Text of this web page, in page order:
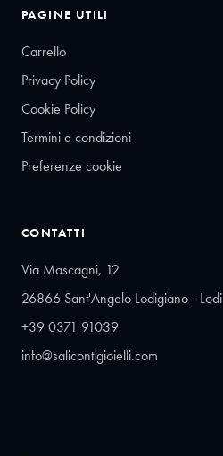
PAGINE UTILI
Carrello
Privacy Policy
Cookie Policy
Termini e condizioni
Preferenze cookie
CONTATTI
Via Mascagni, 12
26866 Sant'Angelo Lodigiano - Lodi
+39 0371 91039
info@salicontigioielli.com